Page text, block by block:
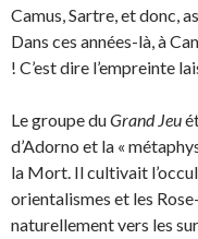
Camus, Sartre, et donc,
Dans ces années-là, à
! C’est dire l’empreinte
Le groupe duGrand Jeu
d’Adorno et la «
la Mort. Il cultivait
orientalismes et les
naturellement vers les